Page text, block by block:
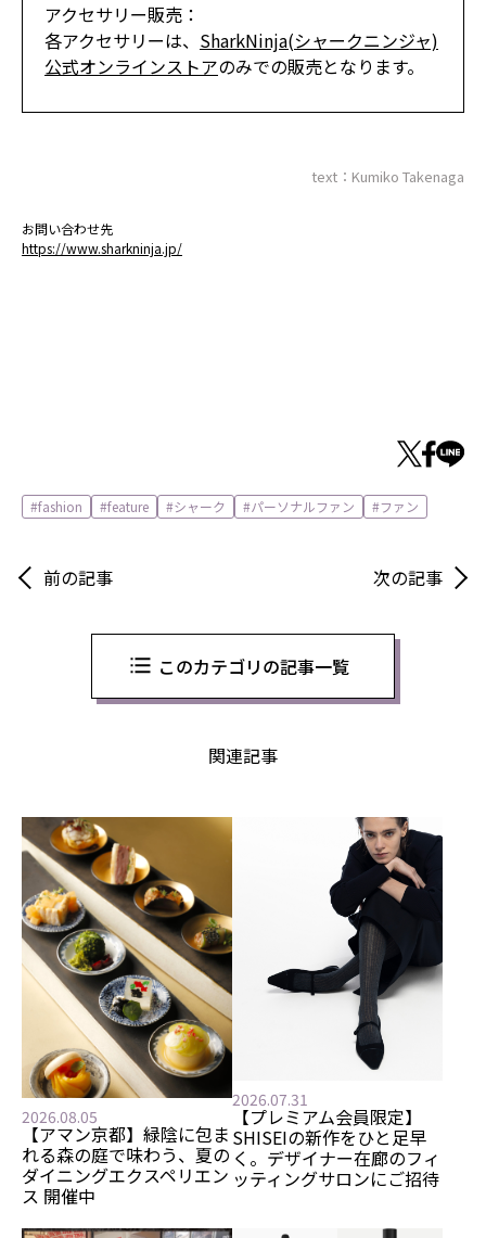
アクセサリー販売：
各アクセサリーは、 SharkNinja(シャークニンジャ)
公式オンラインストアのみでの販売となります。
text：Kumiko Takenaga
お問い合わせ先
https://www.sharkninja.jp/
fashion feature シャーク パーソナルファン ファン
前の記事 次の記事
このカテゴリの記事一覧
関連記事
2026.08.05
【アマン京都】緑陰に包ま
れる森の庭で味わう、夏の
ダイニングエクスペリエン
ス 開催中
2026.07.31
【プレミアム会員限定】
SHISEIの新作をひと足早
く。デザイナー在廊のフィ
ッティングサロンにご招待